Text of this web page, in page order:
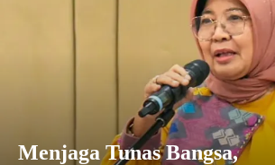
Menjaga Tunas Bangsa,